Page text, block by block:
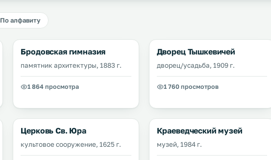
По алфавиту
Бродовская гимназия
памятник архитектуры, 1883 г.
1 864 просмотра
Дворец Тышкевичей
дворец/усадьба, 1909 г.
1 760 просмотров
Церковь Св. Юра
культовое сооружение, 1625 г.
Краеведческий музей
музей, 1984 г.